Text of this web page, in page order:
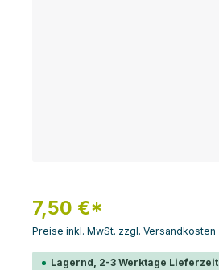
7,50 €*
Preise inkl. MwSt. zzgl. Versandkosten
Lagernd, 2-3 Werktage Lieferzeit